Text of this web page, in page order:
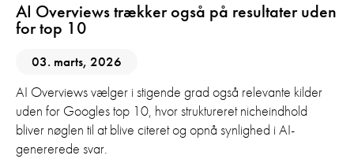
AI Overviews trækker også på resultater uden
for top 10
03. marts, 2026
AI Overviews vælger i stigende grad også relevante kilder
uden for Googles top 10, hvor struktureret nicheindhold
bliver nøglen til at blive citeret og opnå synlighed i AI-
genererede svar.